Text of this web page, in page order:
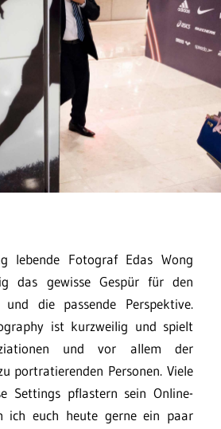
lebende Fotograf Edas Wong
das gewisse Gespür für den
die passende Perspektive.
ist kurzweilig und spielt
und vor allem der
portratierenden Personen. Viele
Settings pflastern sein Online-
ich euch heute gerne ein paar